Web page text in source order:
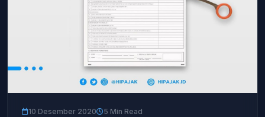
10 Desember 2020 5 Min Read